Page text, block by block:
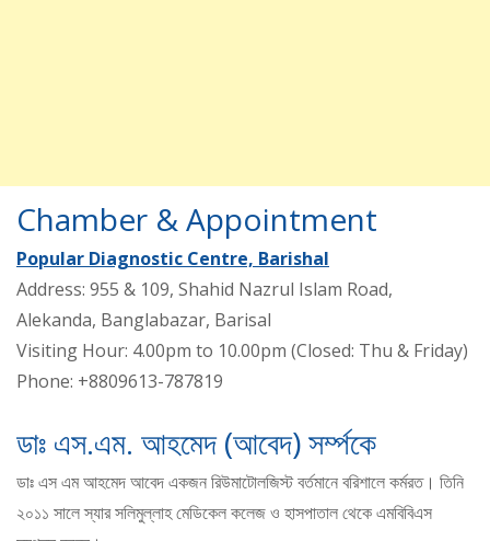
Chamber & Appointment
Popular Diagnostic Centre, Barishal
Address: 955 & 109, Shahid Nazrul Islam Road,
Alekanda, Banglabazar, Barisal
Visiting Hour: 4.00pm to 10.00pm (Closed: Thu & Friday)
Phone: +8809613-787819
ডাঃ এস.এম. আহমেদ (আবেদ) সর্ম্পকে
ডাঃ এস এম আহমেদ আবেদ একজন রিউমাটোলজিস্ট বর্তমানে বরিশালে কর্মরত। তিনি
২০১১ সালে স্যার সলিমুল্লাহ মেডিকেল কলেজ ও হাসপাতাল থেকে এমবিবিএস